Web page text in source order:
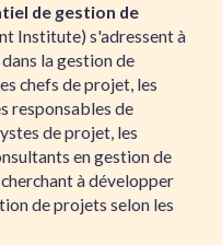
de gestion de
Institute) s'adressent à
la gestion de
chefs de projet, les
responsables de
de projet, les
en gestion de
à développer
de projets selon les